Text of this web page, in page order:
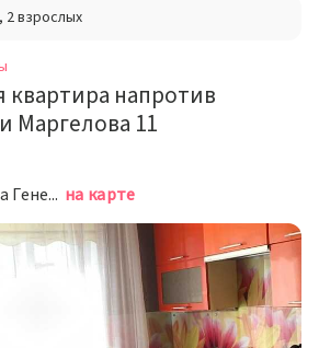
, 2 взрослых
квартира напротив
Маргелова 11
Россия, Псков, улица Генерала Маргелова, 11 на карте